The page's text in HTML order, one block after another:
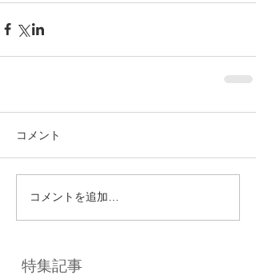
コメント
コメントを追加…
特集記事